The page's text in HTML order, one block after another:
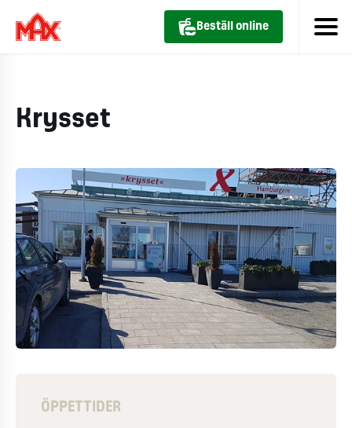
Beställ online
Krysset
ÖPPETTIDER